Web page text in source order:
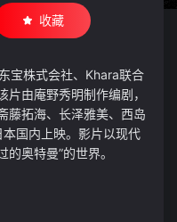
收藏
宝株式会社、Khara联合
由庵野秀明制作编剧，
藤拓海、长泽雅美、西岛
国内上映。影片以现代
奥特曼”的世界。